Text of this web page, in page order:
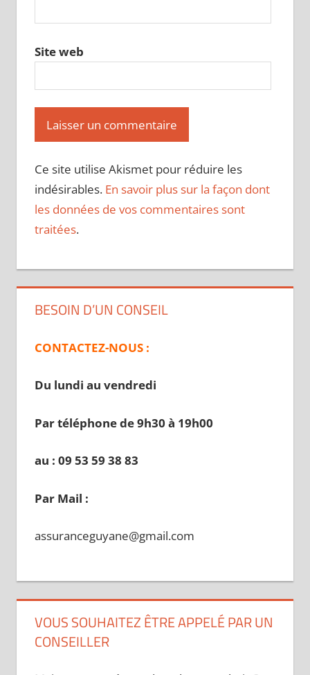
Site web
Ce site utilise Akismet pour réduire les
indésirables. En savoir plus sur la façon dont
les données de vos commentaires sont
traitées.
BESOIN D’UN CONSEIL
CONTACTEZ-NOUS :
Du lundi au vendredi
Par téléphone de 9h30 à 19h00
au : 09 53 59 38 83
Par Mail :
assuranceguyane@gmail.com
VOUS SOUHAITEZ ÊTRE APPELÉ PAR UN
CONSEILLER